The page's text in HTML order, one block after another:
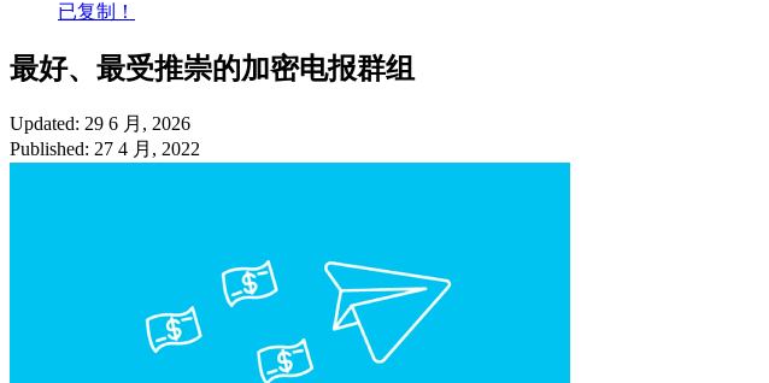
已复制！
最好、最受推崇的加密电报群组
Updated: 29 6 月, 2026
Published: 27 4 月, 2022